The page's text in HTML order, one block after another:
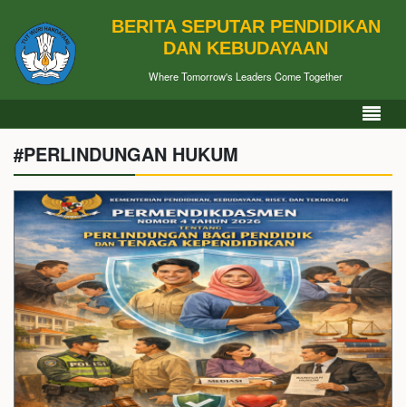
BERITA SEPUTAR PENDIDIKAN
DAN KEBUDAYAAN
Where Tomorrow's Leaders Come Together
#PERLINDUNGAN HUKUM